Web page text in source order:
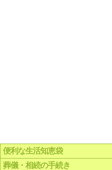
便利な生活知恵袋
葬儀・相続の手続き